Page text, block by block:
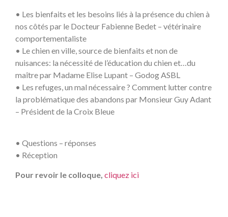
• Les bienfaits et les besoins liés à la présence du chien à
nos côtés par le Docteur Fabienne Bedet – vétérinaire
comportementaliste
• Le chien en ville, source de bienfaits et non de
nuisances: la nécessité de l’éducation du chien et…du
maître par Madame Elise Lupant – Godog ASBL
• Les refuges, un mal nécessaire ? Comment lutter contre
la problématique des abandons par Monsieur Guy Adant
– Président de la Croix Bleue
• Questions – réponses
• Réception
Pour revoir le colloque, cliquez ici